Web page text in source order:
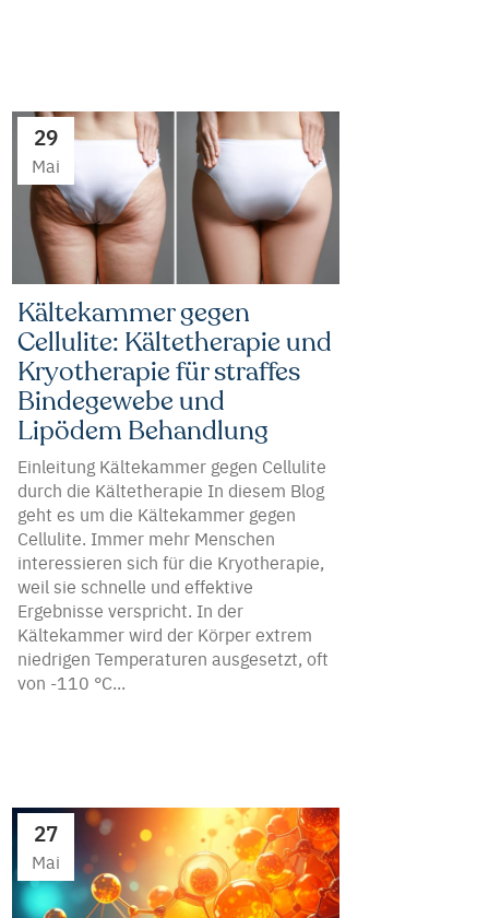
29
Mai
Kältekammer gegen
Cellulite: Kältetherapie und
Kryotherapie für straffes
Bindegewebe und
Lipödem Behandlung
Einleitung Kältekammer gegen Cellulite
durch die Kältetherapie In diesem Blog
geht es um die Kältekammer gegen
Cellulite. Immer mehr Menschen
interessieren sich für die Kryotherapie,
weil sie schnelle und effektive
Ergebnisse verspricht. In der
Kältekammer wird der Körper extrem
niedrigen Temperaturen ausgesetzt, oft
von -110 °C...
27
Mai